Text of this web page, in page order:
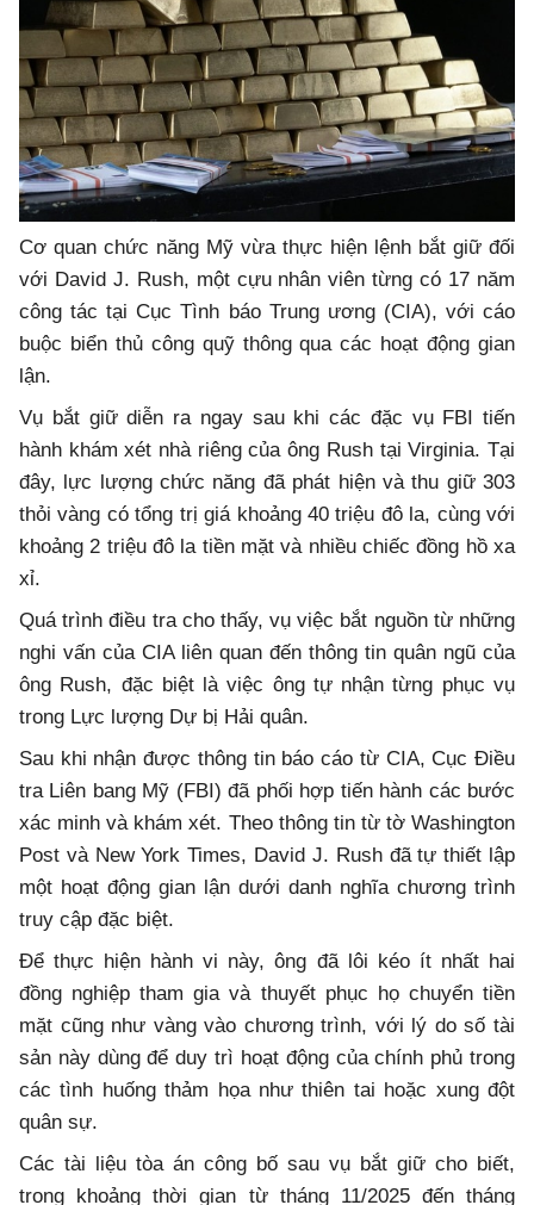
Cơ quan chức năng Mỹ vừa thực hiện lệnh bắt giữ đối
với David J. Rush, một cựu nhân viên từng có 17 năm
công tác tại Cục Tình báo Trung ương (CIA), với cáo
buộc biển thủ công quỹ thông qua các hoạt động gian
lận.
Vụ bắt giữ diễn ra ngay sau khi các đặc vụ FBI tiến
hành khám xét nhà riêng của ông Rush tại Virginia. Tại
đây, lực lượng chức năng đã phát hiện và thu giữ 303
thỏi vàng có tổng trị giá khoảng 40 triệu đô la, cùng với
khoảng 2 triệu đô la tiền mặt và nhiều chiếc đồng hồ xa
xỉ.
Quá trình điều tra cho thấy, vụ việc bắt nguồn từ những
nghi vấn của CIA liên quan đến thông tin quân ngũ của
ông Rush, đặc biệt là việc ông tự nhận từng phục vụ
trong Lực lượng Dự bị Hải quân.
Sau khi nhận được thông tin báo cáo từ CIA, Cục Điều
tra Liên bang Mỹ (FBI) đã phối hợp tiến hành các bước
xác minh và khám xét. Theo thông tin từ tờ Washington
Post và New York Times, David J. Rush đã tự thiết lập
một hoạt động gian lận dưới danh nghĩa chương trình
truy cập đặc biệt.
Để thực hiện hành vi này, ông đã lôi kéo ít nhất hai
đồng nghiệp tham gia và thuyết phục họ chuyển tiền
mặt cũng như vàng vào chương trình, với lý do số tài
sản này dùng để duy trì hoạt động của chính phủ trong
các tình huống thảm họa như thiên tai hoặc xung đột
quân sự.
Các tài liệu tòa án công bố sau vụ bắt giữ cho biết,
trong khoảng thời gian từ tháng 11/2025 đến tháng